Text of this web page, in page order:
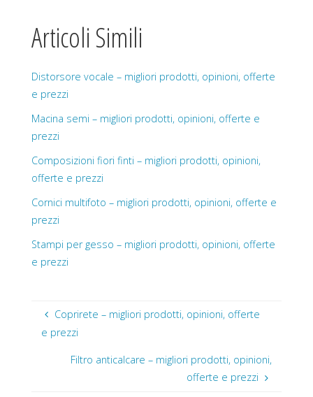
Articoli Simili
Distorsore vocale – migliori prodotti, opinioni, offerte
e prezzi
Macina semi – migliori prodotti, opinioni, offerte e
prezzi
Composizioni fiori finti – migliori prodotti, opinioni,
offerte e prezzi
Cornici multifoto – migliori prodotti, opinioni, offerte e
prezzi
Stampi per gesso – migliori prodotti, opinioni, offerte
e prezzi
Coprirete – migliori prodotti, opinioni, offerte
e prezzi
Filtro anticalcare – migliori prodotti, opinioni,
offerte e prezzi